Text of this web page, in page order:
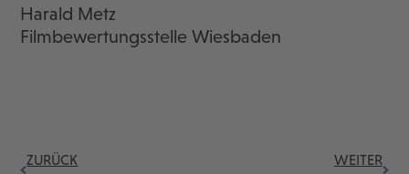
Harald Metz
Filmbewertungsstelle Wiesbaden
ZURÜCK WEITER